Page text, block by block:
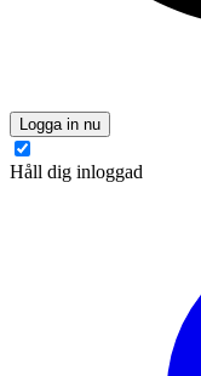
Logga in nu
Håll dig inloggad